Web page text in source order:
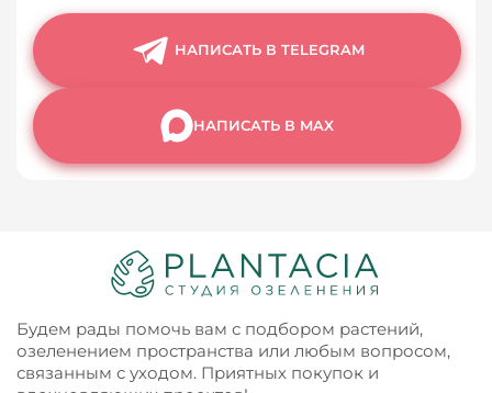
НАПИСАТЬ В TELEGRAM
НАПИСАТЬ В MAX
Будем рады помочь вам с подбором растений,
озеленением пространства или любым вопросом,
связанным с уходом. Приятных покупок и